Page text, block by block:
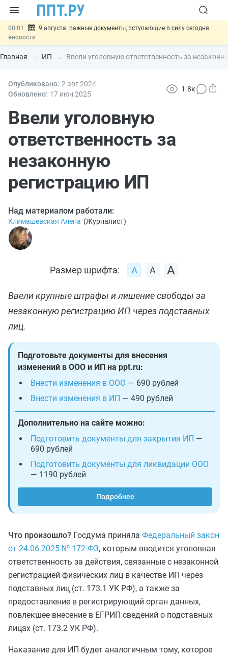
00:01
9 августа: важные документы, вступающие в силу сегодня
#новости
07.08 Подписан закон о блокировке продажи опасных товаров через
«Честный знак»
#новости
07.08 Госпошлину за устранение ошибок в документах предлагают
отменить#новости
отношений
Главная ИП Ввели уголовную ответственность за
Опубликовано: 2 авг2024
Обновлено: 17 июн 2025
1.8к
Ввели уголовную
ответственность за
незаконную
регистрацию ИП
Над материалом работали:
Климашевская Алена (Журналист)
Размер шрифта:
Ввели крупные штрафы и лишение свободы за
незаконную регистрацию ИП через подставных
лиц.
Подготовьте документы для внесения
изменений в ООО и ИП на ppt.ru:
Внести изменения в ООО — 690 рублей
Внести изменения в ИП — 490 рублей
Дополнительно на сайте можно:
Подготовить документы для закрытия ИП —
690 рублей
Подготовить документы для ликвидации ООО
— 1190 рублей
Подробнее
Что произошло? Госдума приняла Федеральный закон
от 24.06.2025 № 172-ФЗ, которым вводится уголовная
ответственность за действия, связанные с незаконной
регистрацией физических лиц в качестве ИП через
подставных лиц (ст. 173.1 УК РФ), а также за
предоставление ‎в регистрирующий орган данных,
повлекшее ‎внесение в ЕГРИП сведений о подставных
лицах (ст. 173.2 УК РФ).
Наказание для ИП будет аналогичным тому, которое